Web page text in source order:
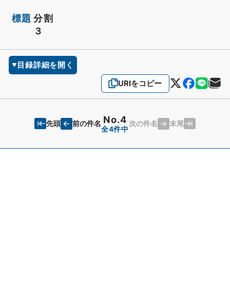
標題 分割
３
目録詳細を開く
URIをコピー
先頭 前の件名 No.4
全4件中
次の件名 末尾